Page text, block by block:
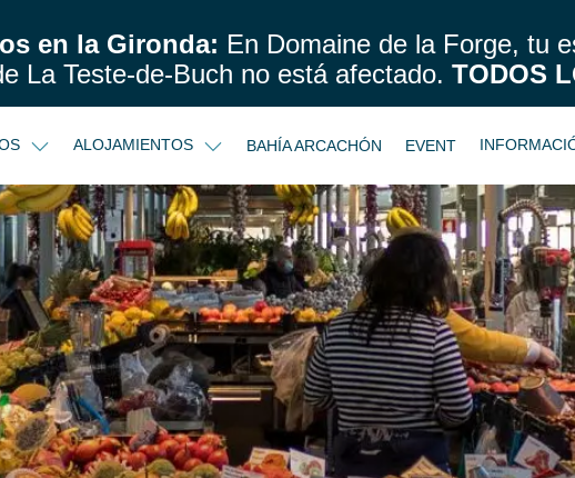
en la Gironda: En Domaine de la Forge, tu
La Teste-de-Buch no está afectado. TODOS
ALOJAMIENTOS BAHÍA ARCACHÓN EVENT